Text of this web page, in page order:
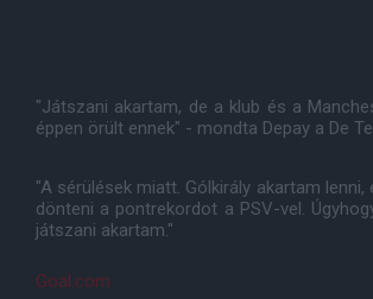
"Játszani akartam, de a klub és a
éppen örült ennek" - mondta Depay a De
"A sérülések miatt. Gólkirály akartam lenni,
dönteni a pontrekordot a PSV-vel.
játszani akartam."
Goal.com